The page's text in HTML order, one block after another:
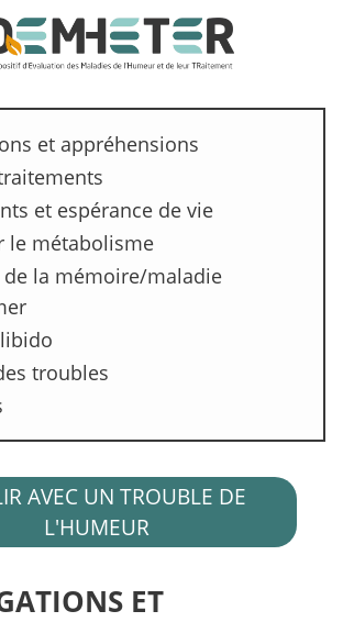
et appréhensions
et espérance de vie
le métabolisme
de la mémoire/maladie
troubles
AVEC UN TROUBLE DE
L'HUMEUR
ET